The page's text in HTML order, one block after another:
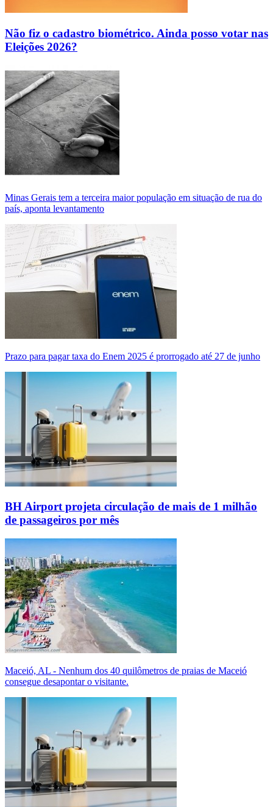
Não fiz o cadastro biométrico. Ainda posso votar nas
Eleições 2026?
Minas Gerais tem a terceira maior população em situação de rua do
país, aponta levantamento
Prazo para pagar taxa do Enem 2025 é prorrogado até 27 de junho
BH Airport projeta circulação de mais de 1 milhão
de passageiros por mês
Maceió, AL - Nenhum dos 40 quilômetros de praias de Maceió
consegue desapontar o visitante.